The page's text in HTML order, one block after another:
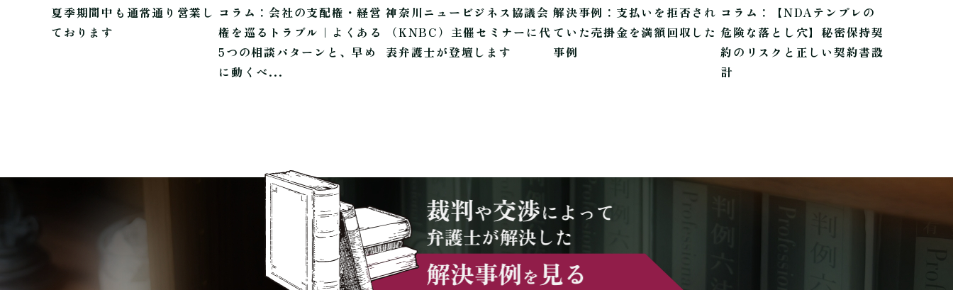
夏季期間中も通常通り営業し
ております
コラム：会社の支配権・経営
権を巡るトラブル｜よくある
5つの相談パターンと、早め
に動くべ...
神奈川ニュービジネス協議会
（KNBC）主催セミナーに代
表弁護士が登壇します
解決事例：支払いを拒否され
ていた売掛金を満額回収した
事例
コラム：【NDAテンプレの
危険な落とし穴】秘密保持契
約のリスクと正しい契約書設
計